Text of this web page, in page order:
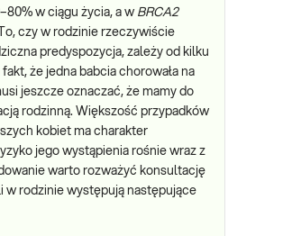
w ciągu życia, a w BRCA2
czy w rodzinie rzeczywiście
predyspozycja, zależy od kilku
że jedna babcia chorowała na
jeszcze oznaczać, że mamy do
rodzinną. Większość przypadków
kobiet ma charakter
jego wystąpienia rośnie wraz z
warto rozważyć konsultację
w rodzinie występują następujące